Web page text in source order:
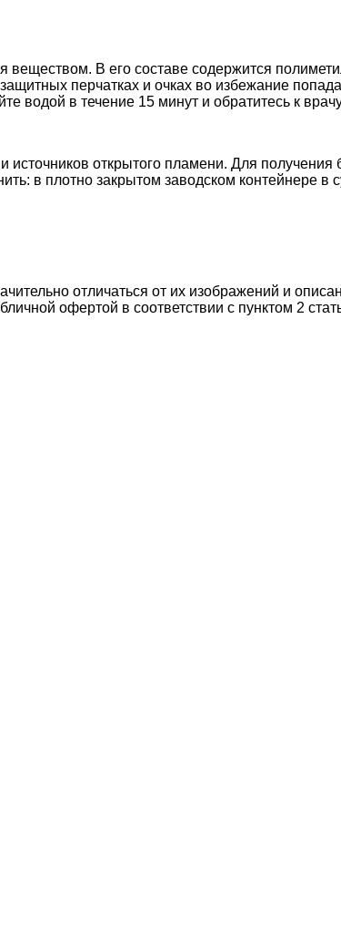
В его составе содержится
перчатках и очках во избежание
водой в течение 15 минут и обратитесь к
источников открытого пламени. Для
в плотно закрытом заводском контейнере
отличаться от их изображений и
офертой в соответствии с пунктом 2